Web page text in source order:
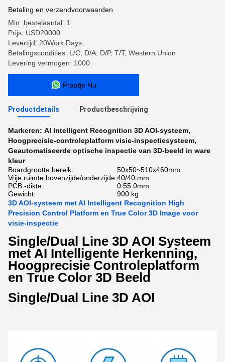
Betaling en verzendvoorwaarden
Min. bestelaantal: 1
Prijs: USD20000
Levertijd: 20Work Days
Betalingscondities: L/C, D/A, D/P, T/T, Western Union
Levering vermogen: 1000
Praatje Nu
Productdetails Productbeschrijving
Markeren: AI Intelligent Recognition 3D AOI-systeem,
Hoogprecisie-controleplatform visie-inspectiesysteem,
Geautomatiseerde optische inspectie van 3D-beeld in ware
kleur
Boardgrootte bereik:
50x50~510x460mm
Vrije ruimte bovenzijde/onderzijde:40/40 mm
PCB -dikte:
0.55.0mm
Gewicht:
900 kg
3D AOI-systeem met AI Intelligent Recognition High
Precision Control Platform en True Color 3D Image voor
visie-inspectie
Single/Dual Line 3D AOI Systeem
met AI Intelligente Herkenning,
Hoogprecisie Controleplatform
en True Color 3D Beeld
Single/Dual Line 3D AOI